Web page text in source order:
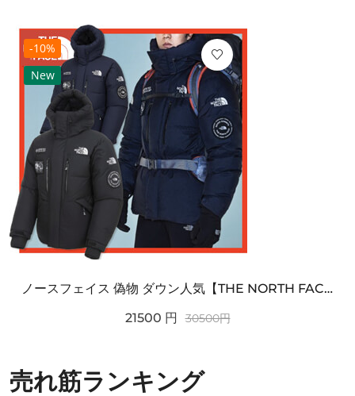
-10%
New
ノースフェイス 偽物 ダウン人気【THE NORTH FACE】M'S 7 SUMMIT HIM...
21500 円 30500円
売れ筋ランキング